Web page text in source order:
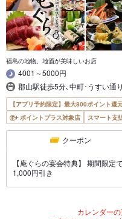
福島の地物、地酒が美味しいお店
4001～5000円
郡山駅徒歩5分､中町･うすい通
【アプリ予約限定】最大800ポイント還
ポイントプラス対象店
スマート支
クーポン
【庵ぐらの宴会特典】 期間限定
1,000円引き
カレンダーの